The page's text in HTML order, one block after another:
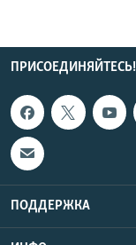
ПРИСОЕДИНЯЙТЕСЬ!
ПОДДЕРЖКА